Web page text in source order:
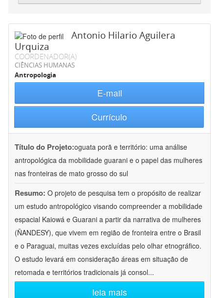
Antonio Hilario Aguilera
Urquiza
COORDENADOR(A)
CIÊNCIAS HUMANAS
Antropologia
E-mail
Currículo
Título do Projeto:oguata porã e território: uma análise
antropológica da mobilidade guarani e o papel das mulheres
nas fronteiras de mato grosso do sul
Resumo: O projeto de pesquisa tem o propósito de realizar
um estudo antropológico visando compreender a mobilidade
espacial Kaiowá e Guarani a partir da narrativa de mulheres
(ÑANDESY), que vivem em região de fronteira entre o Brasil
e o Paraguai, muitas vezes excluídas pelo olhar etnográfico.
O estudo levará em consideração áreas em situação de
retomada e territórios tradicionais já consol...
leia mais